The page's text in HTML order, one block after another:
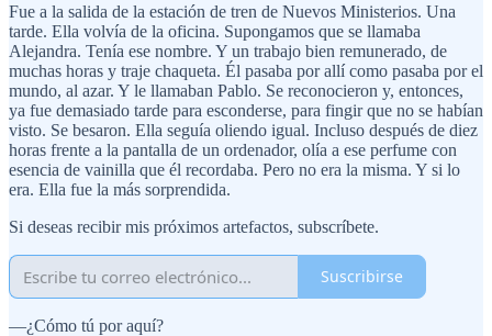
Fue a la salida de la estación de tren de Nuevos Ministerios. Una
tarde. Ella volvía de la oficina. Supongamos que se llamaba
Alejandra. Tenía ese nombre. Y un trabajo bien remunerado, de
muchas horas y traje chaqueta. Él pasaba por allí como pasaba por el
mundo, al azar. Y le llamaban Pablo. Se reconocieron y, entonces,
ya fue demasiado tarde para esconderse, para fingir que no se habían
visto. Se besaron. Ella seguía oliendo igual. Incluso después de diez
horas frente a la pantalla de un ordenador, olía a ese perfume con
esencia de vainilla que él recordaba. Pero no era la misma. Y si lo
era. Ella fue la más sorprendida.
Si deseas recibir mis próximos artefactos, subscríbete.
Suscribirse
—¿Cómo tú por aquí?